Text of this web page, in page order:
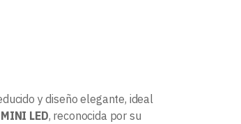
y diseño elegante, ideal
MINI LED, reconocida por su